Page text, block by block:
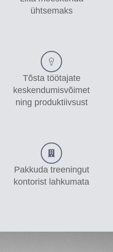
ühtsemaks
Tõsta töötajate
keskendumisvõimet
ning produktiivsust
Pakkuda treeningut
kontorist lahkumata